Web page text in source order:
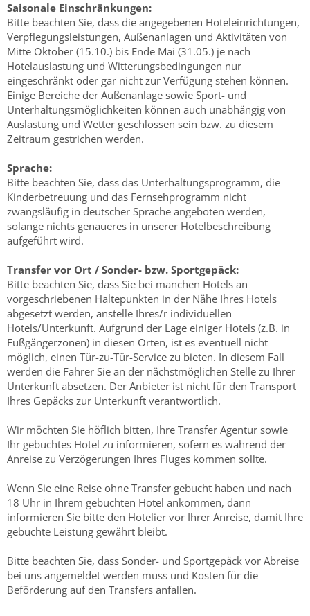
Saisonale Einschränkungen:
Bitte beachten Sie, dass die angegebenen Hoteleinrichtungen,
Verpflegungsleistungen, Außenanlagen und Aktivitäten von
Mitte Oktober (15.10.) bis Ende Mai (31.05.) je nach
Hotelauslastung und Witterungsbedingungen nur
eingeschränkt oder gar nicht zur Verfügung stehen können.
Einige Bereiche der Außenanlage sowie Sport- und
Unterhaltungsmöglichkeiten können auch unabhängig von
Auslastung und Wetter geschlossen sein bzw. zu diesem
Zeitraum gestrichen werden.
Sprache:
Bitte beachten Sie, dass das Unterhaltungsprogramm, die
Kinderbetreuung und das Fernsehprogramm nicht
zwangsläufig in deutscher Sprache angeboten werden,
solange nichts genaueres in unserer Hotelbeschreibung
aufgeführt wird.
Transfer vor Ort / Sonder- bzw. Sportgepäck:
Bitte beachten Sie, dass Sie bei manchen Hotels an
vorgeschriebenen Haltepunkten in der Nähe Ihres Hotels
abgesetzt werden, anstelle Ihres/r individuellen
Hotels/Unterkunft. Aufgrund der Lage einiger Hotels (z.B. in
Fußgängerzonen) in diesen Orten, ist es eventuell nicht
möglich, einen Tür-zu-Tür-Service zu bieten. In diesem Fall
werden die Fahrer Sie an der nächstmöglichen Stelle zu Ihrer
Unterkunft absetzen. Der Anbieter ist nicht für den Transport
Ihres Gepäcks zur Unterkunft verantwortlich.
Wir möchten Sie höflich bitten, Ihre Transfer Agentur sowie
Ihr gebuchtes Hotel zu informieren, sofern es während der
Anreise zu Verzögerungen Ihres Fluges kommen sollte.
Wenn Sie eine Reise ohne Transfer gebucht haben und nach
18 Uhr in Ihrem gebuchten Hotel ankommen, dann
informieren Sie bitte den Hotelier vor Ihrer Anreise, damit Ihre
gebuchte Leistung gewährt bleibt.
Bitte beachten Sie, dass Sonder- und Sportgepäck vor Abreise
bei uns angemeldet werden muss und Kosten für die
Beförderung auf den Transfers anfallen.